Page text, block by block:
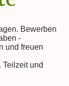
Bewerben
-
und freuen
und